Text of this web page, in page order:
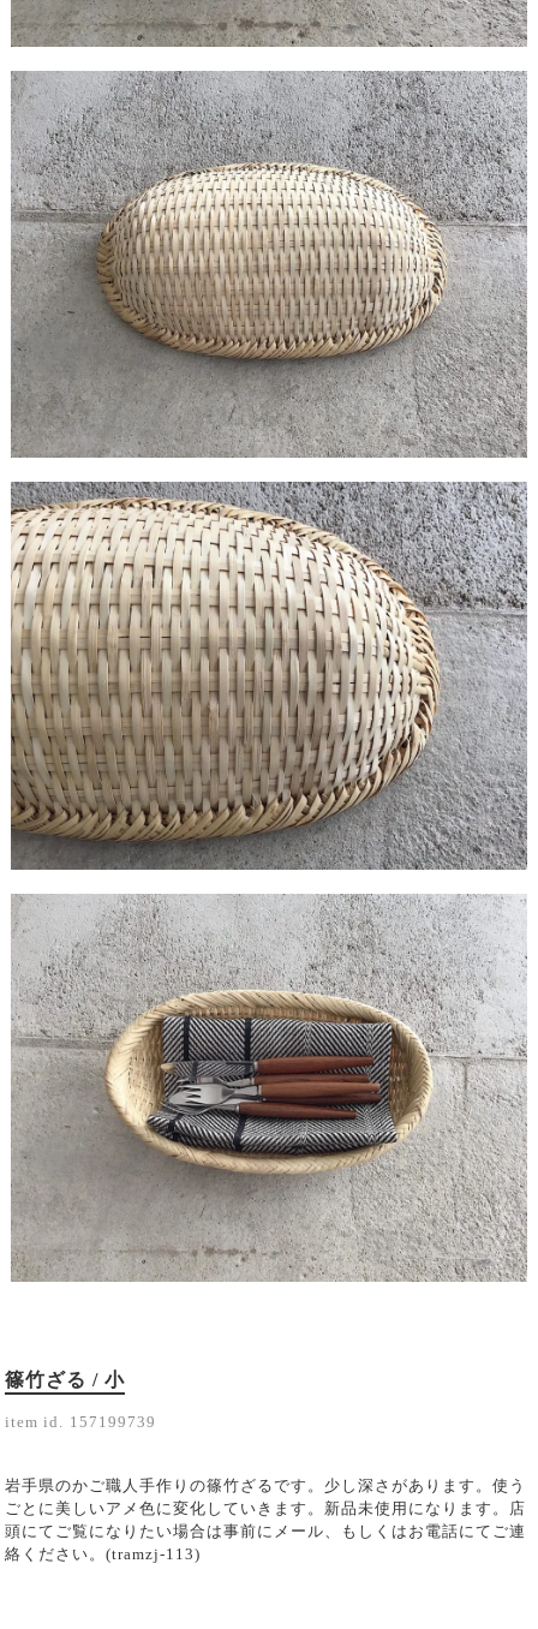
篠竹ざる / 小
item id. 157199739
岩手県のかご職人手作りの篠竹ざるです。少し深さがあります。使う
ごとに美しいアメ色に変化していきます。新品未使用になります。店
頭にてご覧になりたい場合は事前にメール、もしくはお電話にてご連
絡ください。(tramzj-113)